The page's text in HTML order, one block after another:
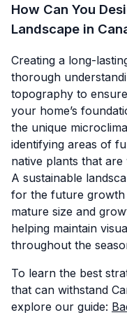
How Can You
Landscape in
Creating a long-
thorough
topography to
your home’s
the unique
identifying areas of
native plants that
A sustainable
for the future
mature size and
helping maintain
throughout the
To learn the best
that can withstand
explore our guide: